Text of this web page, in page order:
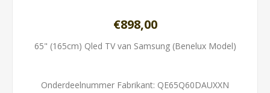
€898,00
65" (165cm) Qled TV van Samsung (Benelux Model)
Onderdeelnummer Fabrikant: QE65Q60DAUXXN